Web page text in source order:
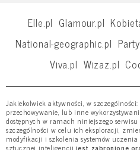
Elle.pl Glamour.pl
National-geographic.pl
Viva.pl Wizaz.pl
Jakiekolwiek aktywności, w
przechowywanie, lub inne
dostępnych w ramach niniejszego
szczególności w celu ich eksploracji,
modyfikacji i szkolenia systemów